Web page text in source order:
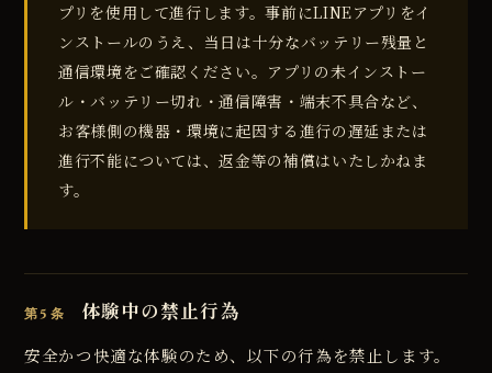
プリを使用して進行します。事前にLINEアプリをイ
ンストールのうえ、当日は十分なバッテリー残量と
通信環境をご確認ください。アプリの未インストー
ル・バッテリー切れ・通信障害・端末不具合など、
お客様側の機器・環境に起因する進行の遅延または
進行不能については、返金等の補償はいたしかねま
す。
第5条 体験中の禁止行為
安全かつ快適な体験のため、以下の行為を禁止します。